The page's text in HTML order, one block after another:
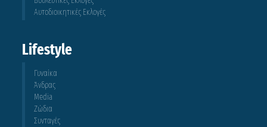
Αυτοδιοικητικές Εκλογές
Lifestyle
Γυναίκα
Άνδρας
Media
Ζώδια
Συνταγές